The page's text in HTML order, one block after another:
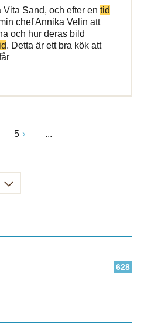
Sand, och efter en tid
chef Annika Velin att
och hur deras bild
. Detta är ett bra kök att
5 ...
628